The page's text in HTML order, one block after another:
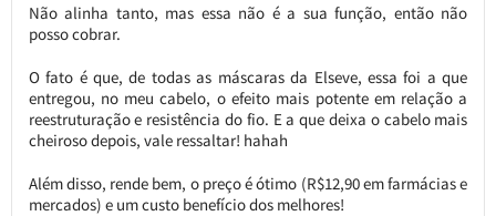
Não alinha tanto, mas essa não é a sua função, então não
posso cobrar.
O fato é que, de todas as máscaras da Elseve, essa foi a que
entregou, no meu cabelo, o efeito mais potente em relação a
reestruturação e resistência do fio. E a que deixa o cabelo mais
cheiroso depois, vale ressaltar! hahah
Além disso, rende bem, o preço é ótimo (R$12,90 em farmácias e
mercados) e um custo benefício dos melhores!